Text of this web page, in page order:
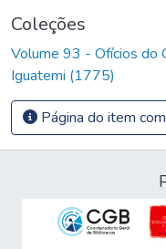
Coleções
Volume 93 - Ofícios do
Iguatemi (1775)
Página do item